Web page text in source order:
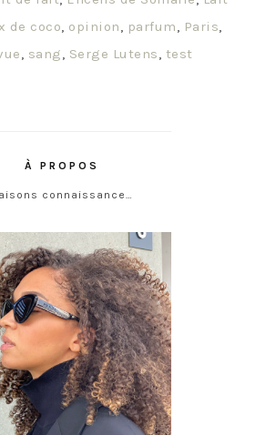
de coco, opinion, parfum, Paris,
, sang, Serge Lutens, test
À PROPOS
connaissance…